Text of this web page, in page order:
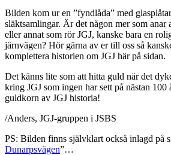
Bilden kom ur en ”fyndlåda” med
släktsamlingar. Är det någon mer som anar
eller annat som rör JGJ, kanske bara en
järnvägen? Hör gärna av er till oss så
komplettera historien om JGJ här på sidan.
Det känns lite som att hitta guld när det
kring JGJ som ingen har sett på nästan
guldkorn av JGJ historia!
/Anders, JGJ-gruppen i JSBS
PS: Bilden finns självklart också inlagd på
Dunarpsvägen”…